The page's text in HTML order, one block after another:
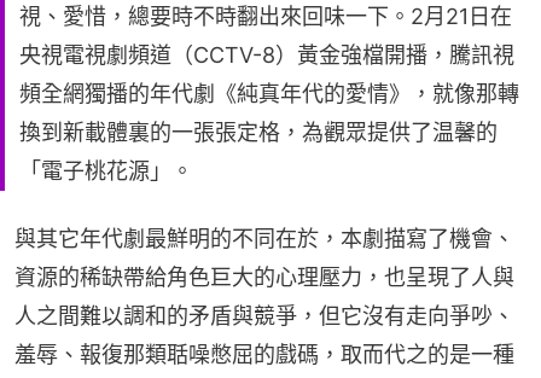
視、愛惜，總要時不時翻出來回味一下。2月21日在
央視電視劇頻道（CCTV-8）黃金強檔開播，騰訊視
頻全網獨播的年代劇《純真年代的愛情》，就像那轉
換到新載體裏的一張張定格，為觀眾提供了温馨的
「電子桃花源」。
與其它年代劇最鮮明的不同在於，本劇描寫了機會、
資源的稀缺帶給角色巨大的心理壓力，也呈現了人與
人之間難以調和的矛盾與競爭，但它沒有走向爭吵、
羞辱、報復那類聒噪憋屈的戲碼，取而代之的是一種